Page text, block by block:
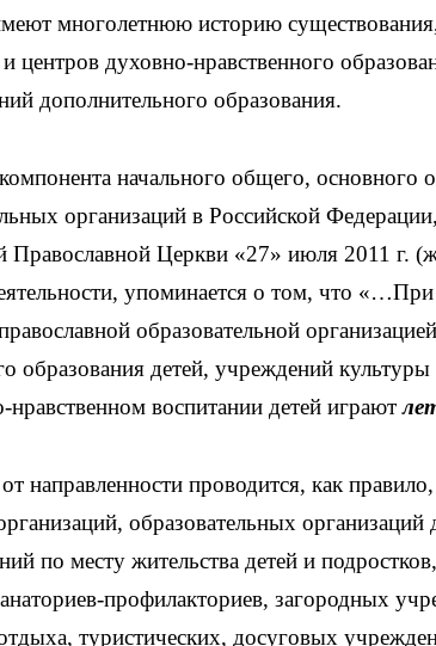
многолетнюю историю
духовно-нравственного
дополнительного образования.
начального общего, основного
организаций в Российской
Православной Церкви «27» июля 2011 г.
упоминается о том, что
образовательной
образования детей, учреждений
воспитании детей играют
направленности проводится, как
образовательных организаций
по месту жительства детей и
профилакториев, загородных
туристических, досуговых